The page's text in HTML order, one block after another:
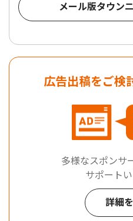
メール版タウン
広告出稿をご検
多様なスポンサ
サポートい
詳細